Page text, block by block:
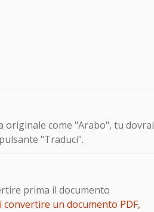
come "Arabo", tu dovrai
"Traduci".
prima il documento
convertire un documento PDF,